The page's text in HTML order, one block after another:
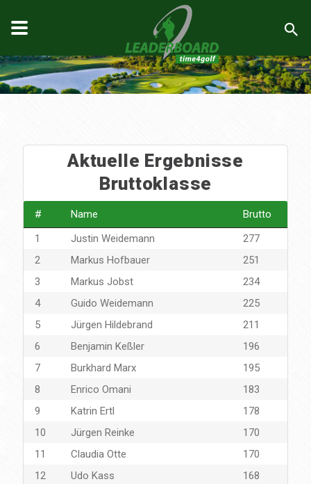
Aktuelle Ergebnisse
Bruttoklasse
# Name
Brutto
1
Justin Weidemann
277
2
Markus Hofbauer
251
3
Markus Jobst
234
4
Guido Weidemann
225
5
Jürgen Hildebrand
211
6
Benjamin Keßler
196
7
Burkhard Marx
195
8
Enrico Omani
183
9
Katrin Ertl
178
10
Jürgen Reinke
170
11
Claudia Otte
170
12
Udo Kass
168